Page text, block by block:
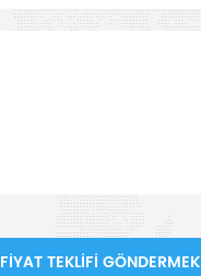
FIYAT TEKLIFI GÖNDERMEK